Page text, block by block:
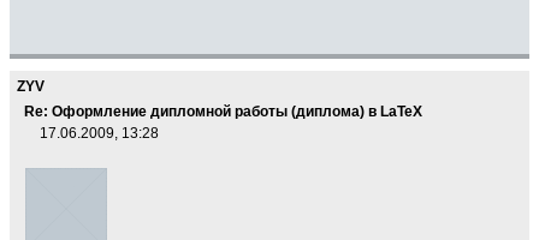
{um@thgr}{"6D}
\DeclareMathSymbol
um@thgr
\DeclareMathSymbol{ }{ \mathalpha
\DeclareMathSymbol
ZYV
Re: Оформление дипломной работы (диплома) в LaTeX
17.06.2009, 13:28